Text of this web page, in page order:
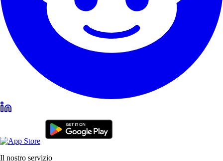
Il nostro servizio